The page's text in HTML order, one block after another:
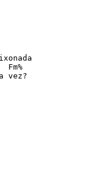
Fm%
vez?